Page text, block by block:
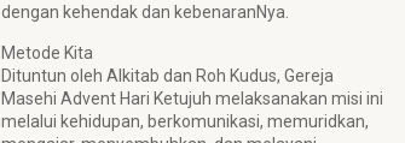
dengan kehendak dan kebenaranNya.
Metode Kita
Dituntun oleh Alkitab dan Roh Kudus, Gereja
Masehi Advent Hari Ketujuh melaksanakan misi ini
melalui kehidupan, berkomunikasi, memuridkan,